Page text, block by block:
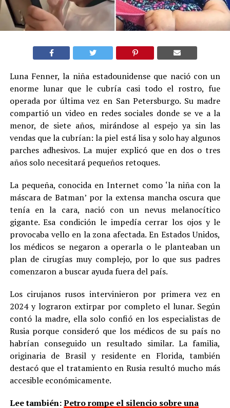
Luna Fenner, la niña estadounidense que nació con un
enorme lunar que le cubría casi todo el rostro, fue
operada por última vez en San Petersburgo. Su madre
compartió un video en redes sociales donde se ve a la
menor, de siete años, mirándose al espejo ya sin las
vendas que la cubrían: la piel está lisa y solo hay algunos
parches adhesivos. La mujer explicó que en dos o tres
años solo necesitará pequeños retoques.
La pequeña, conocida en Internet como ‘la niña con la
máscara de Batman’ por la extensa mancha oscura que
tenía en la cara, nació con un nevus melanocítico
gigante. Esa condición le impedía cerrar los ojos y le
provocaba vello en la zona afectada. En Estados Unidos,
los médicos se negaron a operarla o le planteaban un
plan de cirugías muy complejo, por lo que sus padres
comenzaron a buscar ayuda fuera del país.
Los cirujanos rusos intervinieron por primera vez en
2024 y lograron extirpar por completo el lunar. Según
contó la madre, ella solo confió en los especialistas de
Rusia porque consideró que los médicos de su país no
habrían conseguido un resultado similar. La familia,
originaria de Brasil y residente en Florida, también
destacó que el tratamiento en Rusia resultó mucho más
accesible económicamente.
Lee también:Petro rompe el silencio sobre una